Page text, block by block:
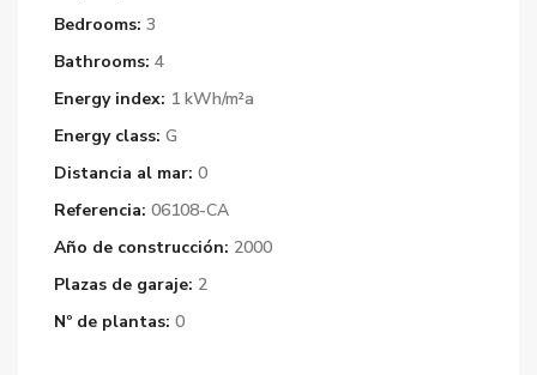
Bedrooms: 3
Bathrooms: 4
Energy index: 1 kWh/m²a
Energy class: G
Distancia al mar: 0
Referencia: 06108-CA
Año de construcción: 2000
Plazas de garaje: 2
Nº de plantas: 0